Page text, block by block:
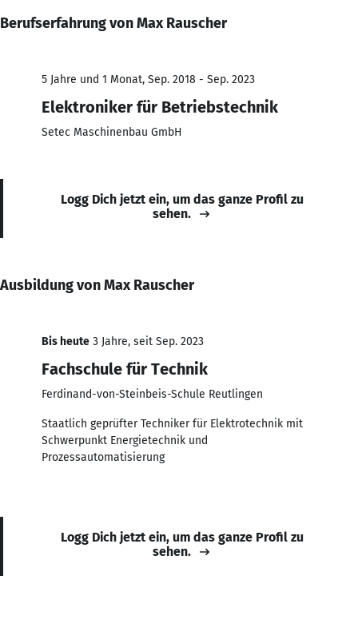
Berufserfahrung von Max Rauscher
5 Jahre und 1 Monat, Sep. 2018 - Sep. 2023
Elektroniker für Betriebstechnik
Setec Maschinenbau GmbH
Logg Dich jetzt ein, um das ganze Profil zu
sehen.
Ausbildung von Max Rauscher
Bis heute 3 Jahre, seit Sep. 2023
Fachschule für Technik
Ferdinand-von-Steinbeis-Schule Reutlingen
Staatlich geprüfter Techniker für Elektrotechnik mit
Schwerpunkt Energietechnik und
Prozessautomatisierung
Logg Dich jetzt ein, um das ganze Profil zu
sehen.